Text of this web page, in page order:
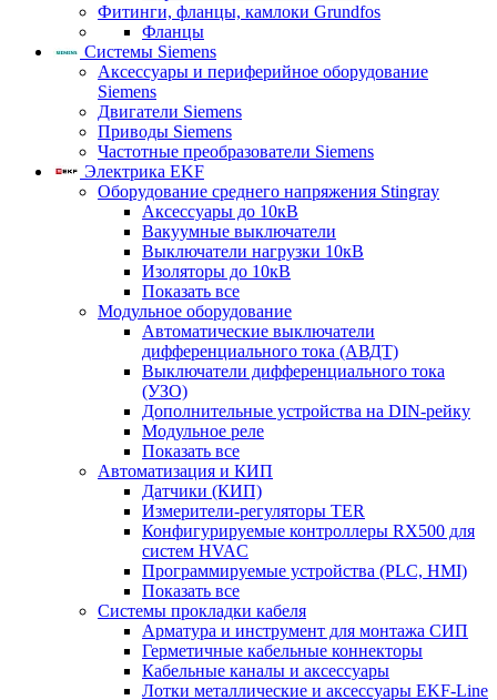
Фитинги, фланцы, камлоки Grundfos
Фланцы
Системы Siemens
Аксессуары и периферийное оборудование
Siemens
Двигатели Siemens
Приводы Siemens
Частотные преобразователи Siemens
Электрика EKF
Оборудование среднего напряжения Stingray
Аксессуары до 10кВ
Вакуумные выключатели
Выключатели нагрузки 10кВ
Изоляторы до 10кВ
Показать все
Модульное оборудование
Автоматические выключатели
дифференциального тока (АВДТ)
Выключатели дифференциального тока
(УЗО)
Дополнительные устройства на DIN-рейку
Модульное реле
Показать все
Автоматизация и КИП
Датчики (КИП)
Измерители-регуляторы TER
Конфигурируемые контроллеры RX500 для
систем HVAC
Программируемые устройства (PLC, HMI)
Показать все
Системы прокладки кабеля
Арматура и инструмент для монтажа СИП
Герметичные кабельные коннекторы
Кабельные каналы и аксессуары
Лотки металлические и аксессуары EKF-Line